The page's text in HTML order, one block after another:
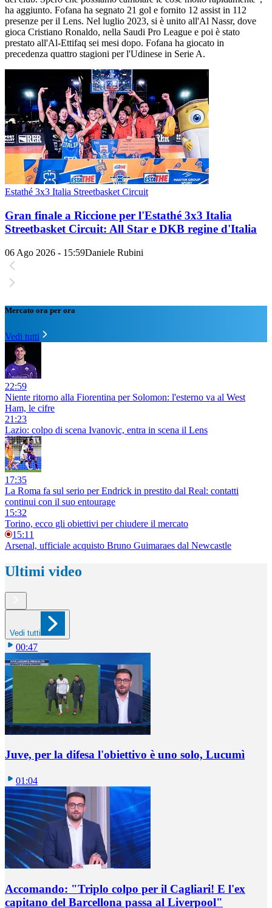
ha aggiunto. Fofana ha segnato 21 gol e fornito 12 assist in 112
presenze per il Lens. Nel luglio 2023, si è unito all'Al Nassr, dove
gioca Cristiano Ronaldo, nella Saudi Pro League e poi è stato
prestato all'Al-Ettifaq sei mesi dopo. Fofana ha giocato in
precedenza quattro stagioni per l'Udinese in Serie A.
Estathé 3x3 Italia Streetbasket Circuit
Gran finale a Riccione per l'Estathé 3x3 Italia
Streetbasket Circuit: All Star e DKB regine d'Italia
06 Ago 2026 - 15:59Daniele Rubini
Mercato ora per ora
Vedi tutti
22:59
Niente ritorno alla Fiorentina per Solomon: l'esterno va al West
Ham, le cifre
21:23
Lazio: colpo di scena Ivanovic, entra in scena il Lens
17:35
La Roma fa sul serio per Endrick in prestito dal Real: contatti
continui con il suo entourage
15:32
Torino, ecco gli obiettivi per chiudere il mercato
15:11
Arsenal, ufficiale acquisto Bruno Guimaraes dal Newcastle
Ultimi video
Vedi tutti
00:47
Juve, per la difesa l'obiettivo è uno solo, Lucumì
01:04
Accomando: "Triplo colpo per il Cagliari! E l'ex
capitano del Barcellona passa al Liverpool"